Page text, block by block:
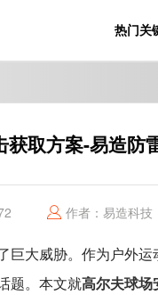
热门关
获取方案-易造防
作者：易造科技
巨大威胁。作为户外运
题。本文就高尔夫球